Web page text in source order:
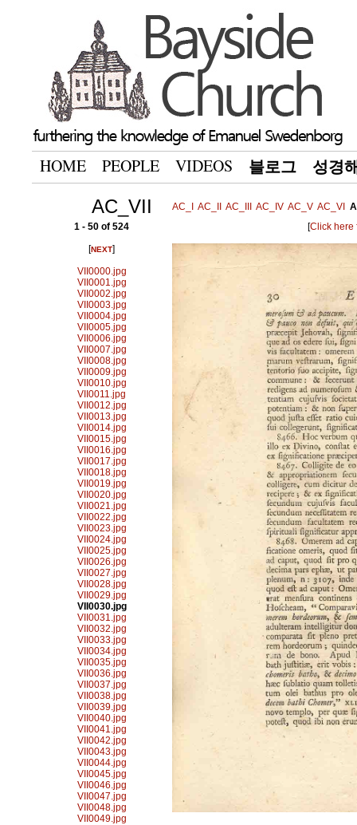
HOME PEOPLE VIDEOS 블로그 성경
AC_VII AC_I AC_II AC_III AC_IV AC_V AC_VI
1 - 50 of 524
[NEXT]
VII0000.jpg
VII0001.jpg
VII0002.jpg
VII0003.jpg
VII0004.jpg
VII0005.jpg
VII0006.jpg
VII0007.jpg
VII0008.jpg
VII0009.jpg
VII0010.jpg
VII0011.jpg
VII0012.jpg
VII0013.jpg
VII0014.jpg
VII0015.jpg
VII0016.jpg
VII0017.jpg
VII0018.jpg
VII0019.jpg
VII0020.jpg
VII0021.jpg
VII0022.jpg
VII0023.jpg
VII0024.jpg
VII0025.jpg
VII0026.jpg
VII0027.jpg
VII0028.jpg
VII0029.jpg
VII0030.jpg
VII0031.jpg
VII0032.jpg
VII0033.jpg
VII0034.jpg
VII0035.jpg
VII0036.jpg
VII0037.jpg
VII0038.jpg
VII0039.jpg
VII0040.jpg
VII0041.jpg
VII0042.jpg
VII0043.jpg
VII0044.jpg
VII0045.jpg
VII0046.jpg
VII0047.jpg
VII0048.jpg
VII0049.jpg
[Click here